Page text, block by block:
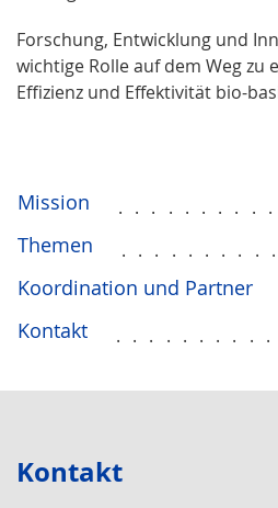
Forschung, Entwicklung und
wichtige Rolle auf dem Weg zu
Effizienz und Effektivität bio-
Mission
Themen
Koordination und Partner
Kontakt
Kontakt